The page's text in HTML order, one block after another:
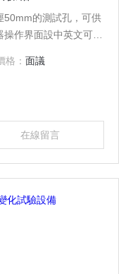
50mm的測試孔，可供
作界面設中英文可供
觸摸而停機。
格： 面議
在線留言